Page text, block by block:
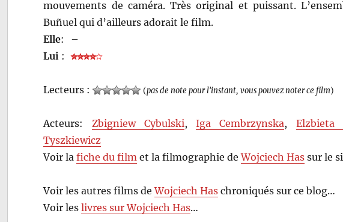
mouvements de caméra. Très original et puissant.
Buñuel qui d’ailleurs adorait le film.
Elle:
–
Lui :
Lecteurs : (pas de note pour l'instant, vous pouvez noter ce film)
Acteurs: Zbigniew Cybulski,Iga Cembrzynska, Elzbieta
Tyszkiewicz
Voir lafiche du film et la filmographie deWojciech Has sur le
Voir les autres films deWojciech Has chroniqués sur ce blog…
Voir leslivres sur Wojciech Has…